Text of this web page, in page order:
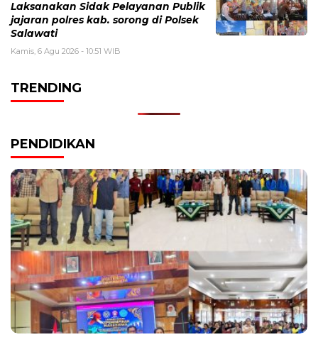
Laksanakan Sidak Pelayanan Publik
jajaran polres kab. sorong di Polsek
Salawati
Kamis, 6 Agu 2026 - 10:51 WIB
TRENDING
PENDIDIKAN